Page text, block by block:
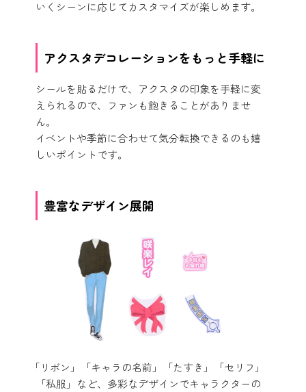
いくシーンに応じてカスタマイズが楽しめます。
アクスタデコレーションをもっと手軽に
シールを貼るだけで、アクスタの印象を手軽に変
えられるので、ファンも飽きることがありませ
ん。
イベントや季節に合わせて気分転換できるのも嬉
しいポイントです。
豊富なデザイン展開
「リボン」「キャラの名前」「たすき」「セリフ」
「私服」など、多彩なデザインでキャラクターの